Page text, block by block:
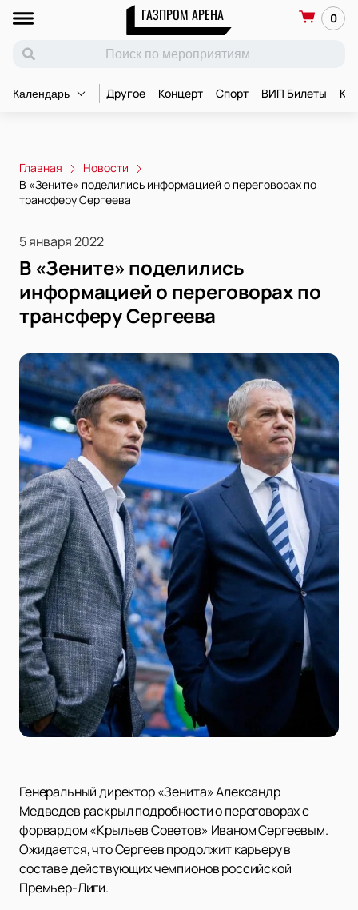
ГАЗПРОМ АРЕНА 0
Календарь Другое Концерт Спорт ВИП Билеты
Главная
Новости
В «Зените» поделились информацией о переговорах по
трансферу Сергеева
5 января 2022
В «Зените» поделились
информацией о переговорах по
трансферу Сергеева
Генеральный директор «Зенита» Александр
Медведев раскрыл подробности о переговорах с
форвардом «Крыльев Советов» Иваном Сергеевым.
Ожидается, что Сергеев продолжит карьеру в
составе действующих чемпионов российской
Премьер-Лиги.